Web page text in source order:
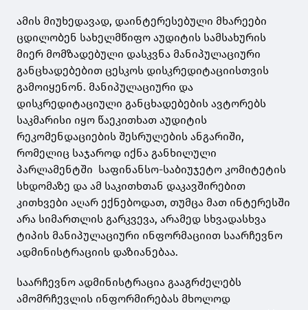
ამის მიუხედავად, დაინტერესებული მხარეები
ცდილობენ სახელმწიფო აუდიტის სამსახურის
მიერ მომზადებული დასკვნა მანიპულაციური
განცხადებებით ცესკოს დისკრედიტაციისთვის
გამოიყენონ. მანიპულაციური და
დისკრედიტაციული განცხადებების ავტორებს
საკმარისი იყო წაეკითხათ აუდიტის
რეკომენდაციების შესრულების ანგარიში,
რომელიც საჯაროდ იქნა განხილული
პარლამენტში საფინანსო-საბიუჯეტო კომიტეტის
სხდომაზე და ამ საკითხთან დაკავშირებით
კითხვები აღარ ექნებოდათ, თუმცა მათ ინტერესში
არა სიმართლის გარკვევა, არამედ სხვადასხვა
ტიპის მანიპულაციური ინფორმაციით საარჩევნო
ადმინისტრაციის დაზიანებაა.
საარჩევნო ადმინისტრაცია გააგრძელებს
ამომრჩევლის ინფორმირებას მხოლოდ